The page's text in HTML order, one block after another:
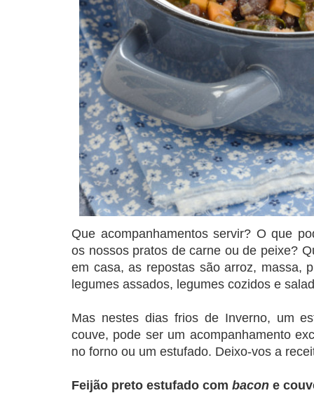
Que acompanhamentos servir? O que
os nossos pratos de carne ou de peixe?
em casa, as repostas são arroz, massa,
legumes assados, legumes cozidos e
Mas nestes dias frios de Inverno, um
couve, pode ser um acompanhamento
no forno ou um estufado. Deixo-vos a
Feijão preto estufado com bacon e